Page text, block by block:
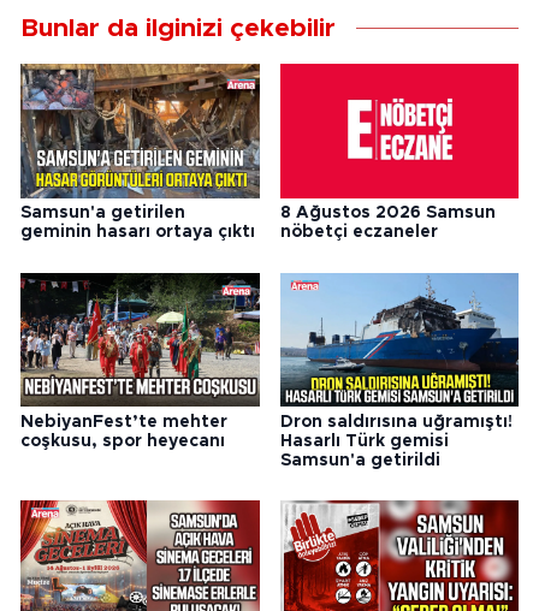
Bunlar da ilginizi çekebilir
Samsun'a getirilen
geminin hasarı ortaya çıktı
8 Ağustos 2026 Samsun
nöbetçi eczaneler
NebiyanFest’te mehter
coşkusu, spor heyecanı
Dron saldırısına uğramıştı!
Hasarlı Türk gemisi
Samsun'a getirildi